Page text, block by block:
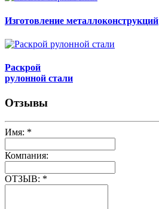
Изготовление металлоконструкций
Раскрой
рулонной стали
Отзывы
Имя: *
Компания:
ОТЗЫВ: *